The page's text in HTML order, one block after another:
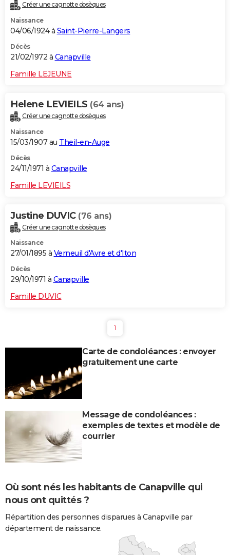
Créer une cagnotte obsèques
Naissance
04/06/1924 à Saint-Pierre-Langers
Décès
21/02/1972 à Canapville
Famille LEJEUNE
Helene LEVIEILS (64 ans)
Créer une cagnotte obsèques
Naissance
15/03/1907 au Theil-en-Auge
Décès
24/11/1971 à Canapville
Famille LEVIEILS
Justine DUVIC (76 ans)
Créer une cagnotte obsèques
Naissance
27/01/1895 à Verneuil d'Avre et d'Iton
Décès
29/10/1971 à Canapville
Famille DUVIC
1
Carte de condoléances : envoyer
gratuitement une carte
Message de condoléances :
exemples de textes et modèle de
courrier
Où sont nés les habitants de Canapville qui
nous ont quittés ?
Répartition des personnes disparues à Canapville par
département de naissance.